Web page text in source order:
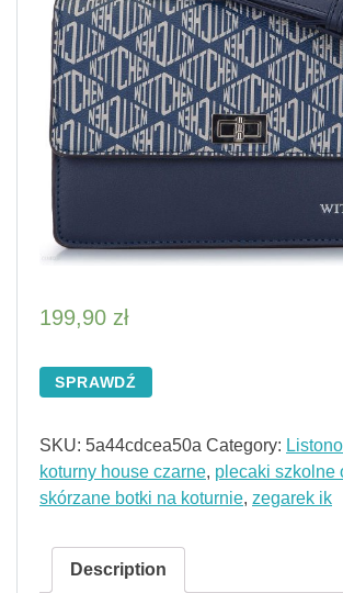
199,90 zł
SPRAWDŹ
SKU: 5a44cdcea50a Category:
koturny house czarne, plecaki szkolne
skórzane botki na koturnie, zegarek ik
Description